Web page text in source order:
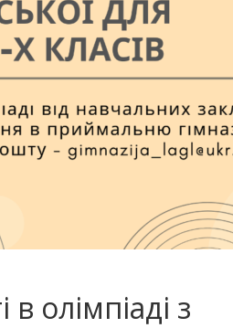
олімпіаді з